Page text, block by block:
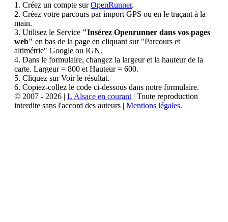
1. Créez un compte surOpenRunner.
2. Créez votre parcours par import GPS ou en le traçant à la
main.
3. Utilisez le Service "Insérez Openrunner dans vos pages
web" en bas de la page en cliquant sur "Parcours et
altimétrie" Google ou IGN.
4. Dans le formulaire, changez la largeur et la hauteur de la
carte. Largeur = 800 et Hauteur = 600.
5. Cliquez sur Voir le résultat.
6. Copiez-collez le code ci-dessous dans notre formulaire.
© 2007 - 2026 | L'Alsace en courant | Toute reproduction
interdite sans l'accord des auteurs | Mentions légales.